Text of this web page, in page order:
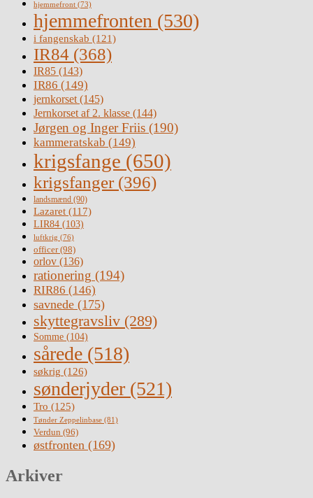
hjemmefront (73)
hjemmefronten (530)
i fangenskab (121)
IR84 (368)
IR85 (143)
IR86 (149)
jernkorset(145)
Jernkorset af 2. klasse (144)
Jørgen og Inger Friis (190)
kammeratskab (149)
krigsfange (650)
krigsfanger (396)
landsmænd (90)
Lazaret (117)
LIR84 (103)
luftkrig (76)
officer(98)
orlov (136)
rationering (194)
RIR86 (146)
savnede (175)
skyttegravsliv (289)
Somme (104)
sårede (518)
søkrig (126)
sønderjyder (521)
Tro (125)
Tønder Zeppelinbase (81)
Verdun (96)
østfronten (169)
Arkiver